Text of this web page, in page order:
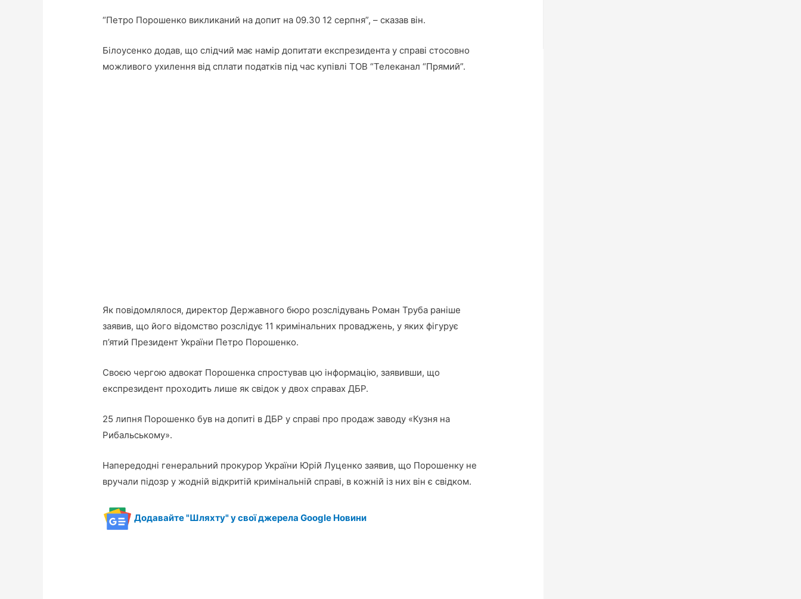
“Петро Порошенко викликаний на допит на 09.30 12 серпня”, – сказав він.
Білоусенко додав, що слідчий має намір допитати експрезидента у справі стосовно
можливого ухилення від сплати податків під час купівлі ТОВ “Телеканал “Прямий”.
Як повідомлялося, директор Державного бюро розслідувань Роман Труба раніше
заявив, що його відомство розслідує 11 кримінальних проваджень, у яких фігурує
п’ятий Президент України Петро Порошенко.
Своєю чергою адвокат Порошенка спростував цю інформацію, заявивши, що
експрезидент проходить лише як свідок у двох справах ДБР.
25 липня Порошенко був на допиті в ДБР у справі про продаж заводу «Кузня на
Рибальському».
Напередодні генеральний прокурор України Юрій Луценко заявив, що Порошенку не
вручали підозр у жодній відкритій кримінальній справі, в кожній із них він є свідком.
Додавайте "Шляхту" у свої джерела Google Новини